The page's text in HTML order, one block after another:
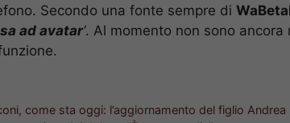
Secondo una fonte sempre di
ad avatar‘. Al momento non sono
come sta oggi: l’aggiornamento del figlio Andrea